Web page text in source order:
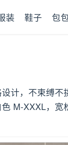
装 鞋子 包
计，不束缚
M-XXXL，宽